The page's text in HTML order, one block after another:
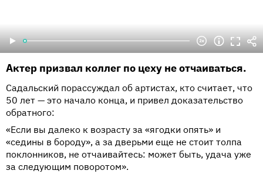
Актер призвал коллег по цеху не отчаиваться.
Садальский порассуждал об артистах, кто считает, что
50 лет — это начало конца, и привел доказательство
обратного:
«Если вы далеко к возрасту за «ягодки опять» и
«седины в бороду», а за дверьми еще не стоит толпа
поклонников, не отчаивайтесь: может быть, удача уже
за следующим поворотом».